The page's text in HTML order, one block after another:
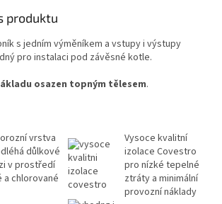
produktu
s jedním výměníkem a vstupy i výstupy
pro instalaci pod závěsné kotle.
osazen topným tělesem.
vrstva
důlkové
v prostředí
a chlorované
Vysoce kvalitní
izolace Covestro
pro nízké tepelné
ztráty a minimální
provozní náklady